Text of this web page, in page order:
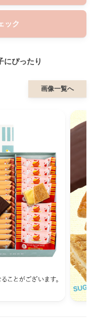
ック
にぴったり
画像一覧へ